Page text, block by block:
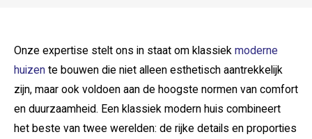
Onze expertise stelt ons in staat om klassiek moderne
huizente bouwen die niet alleen esthetisch aantrekkelijk
zijn, maar ook voldoen aan de hoogste normen van comfort
en duurzaamheid. Een klassiek modern huis combineert
het beste van twee werelden: de rijke details en proporties